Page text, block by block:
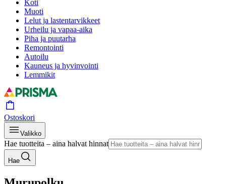
Koti
Muoti
Lelut ja lastentarvikkeet
Urheilu ja vapaa-aika
Piha ja puutarha
Remontointi
Autoilu
Kauneus ja hyvinvointi
Lemmikit
Ostoskori
Valikko
Hae tuotteita – aina halvat hinnat
Hae